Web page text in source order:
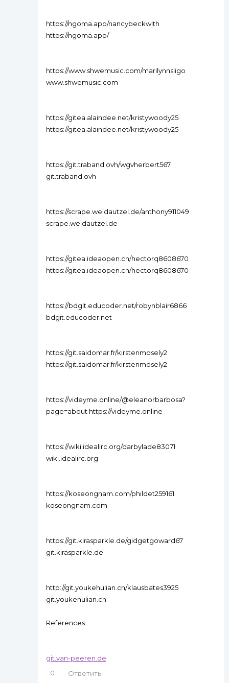
https://ngoma.app/nancybeckwith
https://ngoma.app/
https://www.shwemusic.com/marilynnsligo
www.shwemusic.com
https://gitea.alaindee.net/kristywoody25
https://gitea.alaindee.net/kristywoody25
https://git.traband.ovh/wgvherbert567
git.traband.ovh
https://scrape.weidautzel.de/anthony911049
scrape.weidautzel.de
https://gitea.ideaopen.cn/hectorq8608670
https://gitea.ideaopen.cn/hectorq8608670
https://bdgit.educoder.net/robynblair6866
bdgit.educoder.net
https://git.saidomar.fr/kirstenmosely2
https://git.saidomar.fr/kirstenmosely2
https://videyme.online/@eleanorbarbosa?
page=about https://videyme.online
https://wiki.idealirc.org/darbylade83071
wiki.idealirc.org
https://koseongnam.com/phildet259161
koseongnam.com
https://git.kirasparkle.de/gidgetgoward67
git.kirasparkle.de
http://git.youkehulian.cn/klausbates3925
git.youkehulian.cn
References:
git.van-peeren.de
0
Ответить